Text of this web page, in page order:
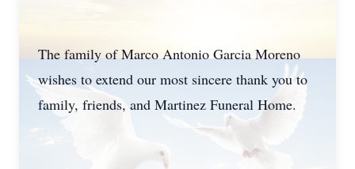
The family of Marco Antonio Garcia Moreno
wishes to extend our most sincere thank you to
family, friends, and Martinez Funeral Home.